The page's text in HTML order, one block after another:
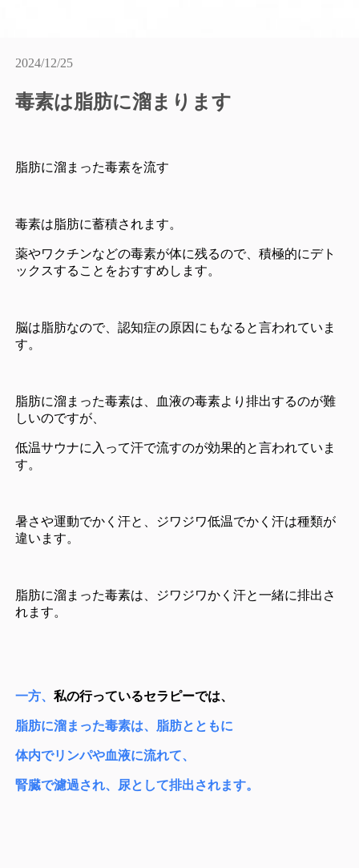
2024/12/25
毒素は脂肪に溜まります
脂肪に溜まった毒素を流す
毒素は脂肪に蓄積されます。
薬やワクチンなどの毒素が体に残るので、積極的にデト
ックスすることをおすすめします。
脳は脂肪なので、認知症の原因にもなると言われていま
す。
脂肪に溜まった毒素は、血液の毒素より排出するのが難
しいのですが、
低温サウナに入って汗で流すのが効果的と言われていま
す。
暑さや運動でかく汗と、ジワジワ低温でかく汗は種類が
違います。
脂肪に溜まった毒素は、ジワジワかく汗と一緒に排出さ
れます。
一方、 私の行っているセラピーでは、
脂肪に溜まった毒素は、脂肪とともに
体内でリンパや血液に流れて、
腎臓で濾過され、尿として排出されます。